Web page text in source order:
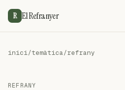
R El Refranyer
inici/temàtica/refrany
REFRANY